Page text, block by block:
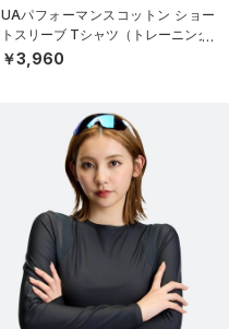
UAパフォーマンスコットン ショー
トスリーブ Tシャツ（トレーニング/
WOMEN）
￥3,960